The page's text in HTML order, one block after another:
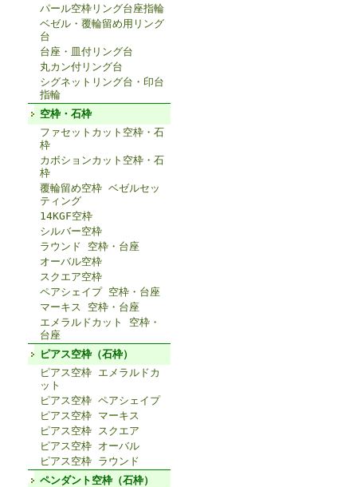
パール空枠リング台座指輪
ベゼル・覆輪留め用リング
台
台座・皿付リング台
丸カン付リング台
シグネットリング台・印台
指輪
空枠・石枠
ファセットカット空枠・石
枠
カボションカット空枠・石
枠
覆輪留め空枠 ベゼルセッ
ティング
14KGF空枠
シルバー空枠
ラウンド 空枠・台座
オーバル空枠
スクエア空枠
ペアシェイプ 空枠・台座
マーキス 空枠・台座
エメラルドカット 空枠・
台座
ピアス空枠（石枠）
ピアス空枠 エメラルドカ
ット
ピアス空枠 ペアシェイプ
ピアス空枠 マーキス
ピアス空枠 スクエア
ピアス空枠 オーバル
ピアス空枠 ラウンド
ペンダント空枠（石枠）